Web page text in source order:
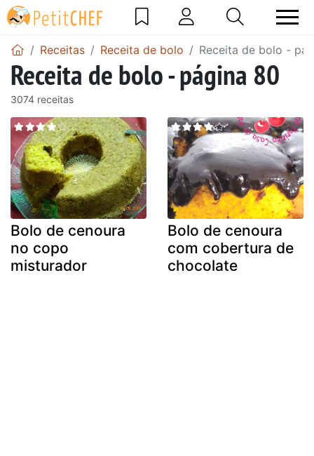
Receitas Receita de bolo Receita de bolo -
Receita de bolo - página 80
3074 receitas
Bolo de cenoura
no copo
misturador
Bolo de cenoura
com cobertura de
chocolate